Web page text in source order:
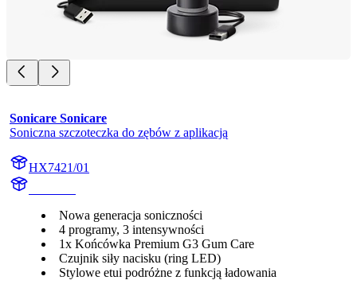
Sonicare Sonicare
Soniczna szczoteczka do zębów z aplikacją
HX7421/01
Nowa generacja soniczności
4 programy, 3 intensywności
1x Końcówka Premium G3 Gum Care
Czujnik siły nacisku (ring LED)
Stylowe etui podróżne z funkcją ładowania